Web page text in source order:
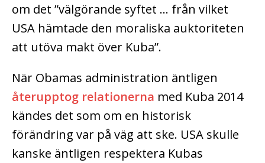
om det ”välgörande syftet … från vilket
USA hämtade den moraliska auktoriteten
att utöva makt över Kuba”.
När Obamas administration äntligen
återupptog relationerna med Kuba 2014
kändes det som om en historisk
förändring var på väg att ske. USA skulle
kanske äntligen respektera Kubas